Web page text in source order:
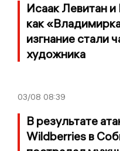
Исаак Левитан
как
изгнание стали
художника
03/08 08:39
В результате
Wildberries в